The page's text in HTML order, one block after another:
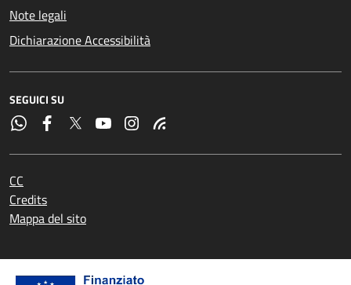
Note legali
Dichiarazione Accessibilità
SEGUICI SU
CC
Credits
Mappa del sito